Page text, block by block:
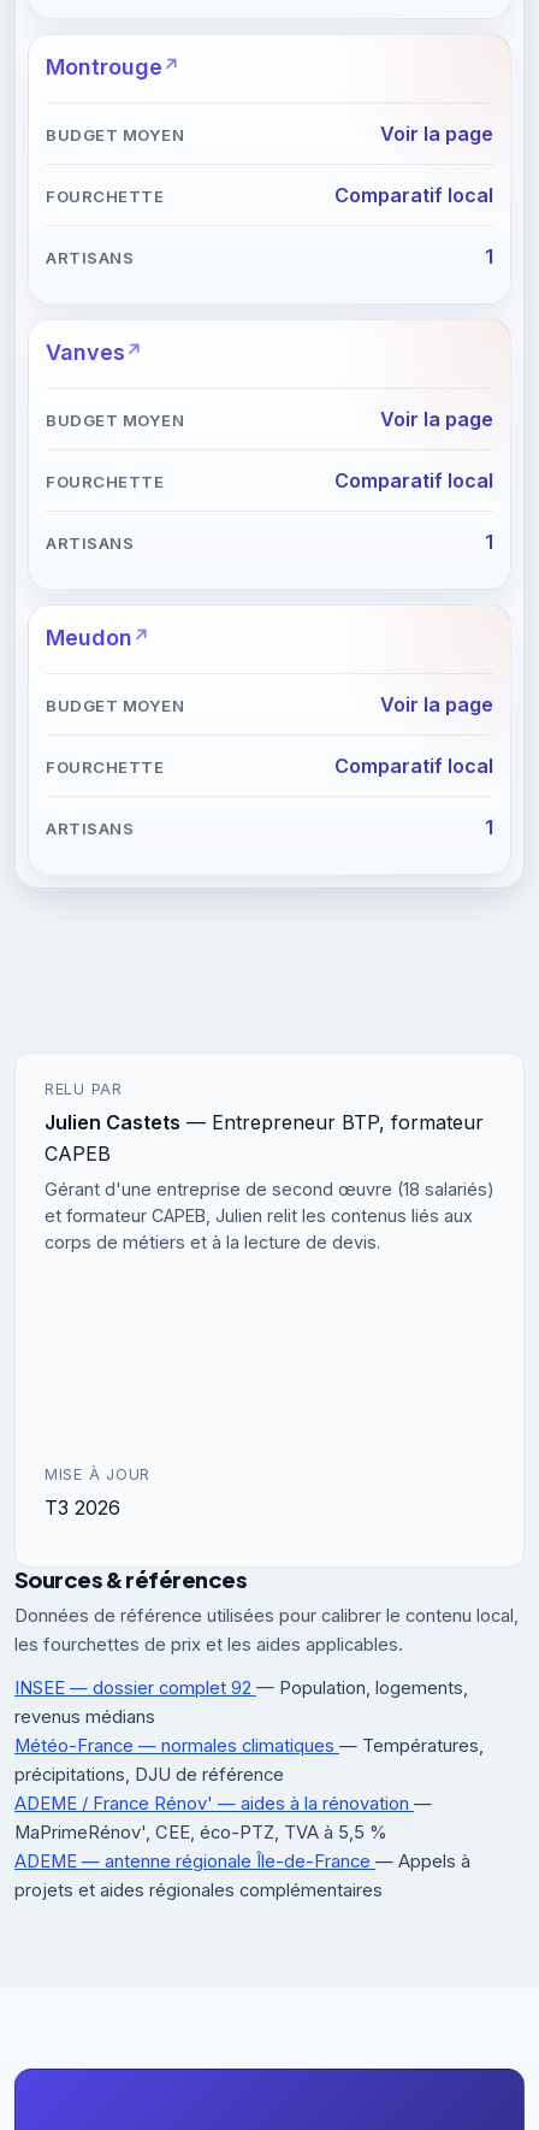
Montrouge
Voir la page
Comparatif local
1
Vanves
Voir la page
Comparatif local
1
Meudon
Voir la page
Comparatif local
1
RELU PAR
Julien Castets — Entrepreneur BTP, formateur
CAPEB
Gérant d'une entreprise de second œuvre (18 salariés)
et formateur CAPEB, Julien relit les contenus liés aux
corps de métiers et à la lecture de devis.
MISE À JOUR
T3 2026
Sources & références
Données de référence utilisées pour calibrer le contenu local,
les fourchettes de prix et les aides applicables.
INSEE — dossier complet 92 — Population, logements,
revenus médians
Météo-France — normales climatiques — Températures,
précipitations, DJU de référence
ADEME / France Rénov' — aides à la rénovation —
MaPrimeRénov', CEE, éco-PTZ, TVA à 5,5 %
ADEME — antenne régionale Île-de-France — Appels à
projets et aides régionales complémentaires